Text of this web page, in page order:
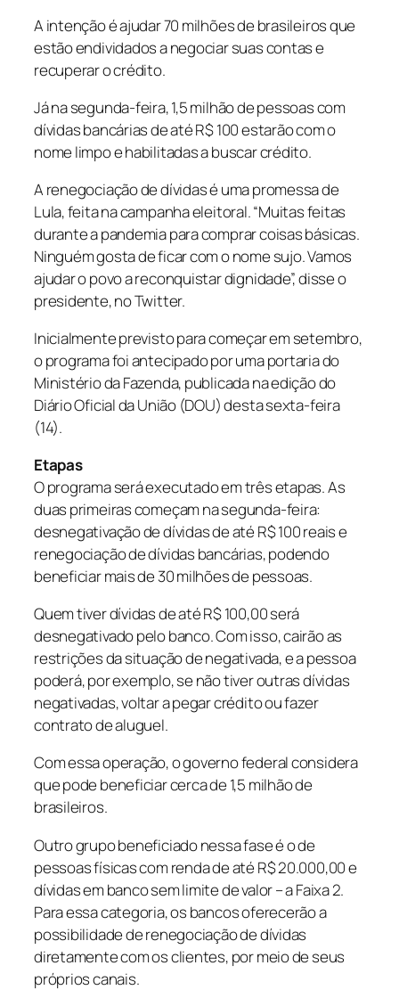
A intenção é ajudar 70 milhões de brasileiros que
estão endividados a negociar suas contas e
recuperar o crédito.
Já na segunda-feira, 1,5 milhão de pessoas com
dívidas bancárias de até R$ 100 estarão com o
nome limpo e habilitadas a buscar crédito.
A renegociação de dívidas é uma promessa de
Lula, feita na campanha eleitoral. “Muitas feitas
durante a pandemia para comprar coisas básicas.
Ninguém gosta de ficar com o nome sujo. Vamos
ajudar o povo a reconquistar dignidade”, disse o
presidente, no Twitter.
Inicialmente previsto para começar em setembro,
o programa foi antecipado por uma portaria do
Ministério da Fazenda, publicada na edição do
Diário Oficial da União (DOU) desta sexta-feira
(14).
Etapas
O programa será executado em três etapas. As
duas primeiras começam na segunda-feira:
desnegativação de dívidas de até R$ 100 reais e
renegociação de dívidas bancárias, podendo
beneficiar mais de 30 milhões de pessoas.
Quem tiver dívidas de até R$ 100,00 será
desnegativado pelo banco. Com isso, cairão as
restrições da situação de negativada, e a pessoa
poderá, por exemplo, se não tiver outras dívidas
negativadas, voltar a pegar crédito ou fazer
contrato de aluguel.
Com essa operação, o governo federal considera
que pode beneficiar cerca de 1,5 milhão de
brasileiros.
Outro grupo beneficiado nessa fase é o de
pessoas físicas com renda de até R$ 20.000,00 e
dívidas em banco sem limite de valor – a Faixa 2.
Para essa categoria, os bancos oferecerão a
possibilidade de renegociação de dívidas
diretamente com os clientes, por meio de seus
próprios canais.